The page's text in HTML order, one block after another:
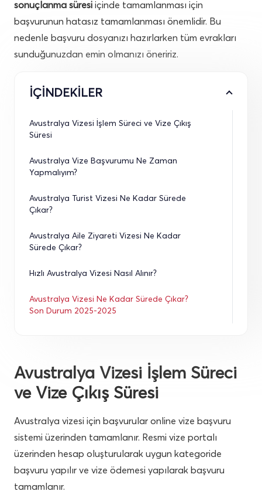
sonuçlanma süresi içinde tamamlanması için
başvurunun hatasız tamamlanması önemlidir. Bu
nedenle başvuru dosyanızı hazırlarken tüm evrakları
sunduğunuzdan emin olmanızı öneririz.
İÇİNDEKİLER
Avustralya Vizesi İşlem Süreci ve Vize Çıkış
Süresi
Avustralya Vize Başvurumu Ne Zaman
Yapmalıyım?
Avustralya Turist Vizesi Ne Kadar Sürede
Çıkar?
Avustralya Aile Ziyareti Vizesi Ne Kadar
Sürede Çıkar?
Hızlı Avustralya Vizesi Nasıl Alınır?
Avustralya Vizesi Ne Kadar Sürede Çıkar?
Son Durum 2025-2025
Avustralya Vizesi İşlem Süreci
ve Vize Çıkış Süresi
Avustralya vizesi için başvurular online vize başvuru
sistemi üzerinden tamamlanır. Resmi vize portalı
üzerinden hesap oluşturularak uygun kategoride
başvuru yapılır ve vize ödemesi yapılarak başvuru
tamamlanır.